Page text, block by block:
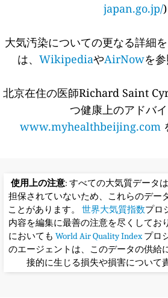
japan.go.jp/)
大気汚染についての更なる詳細
は、 WikipediaやAirNowを参
北京在住の医師Richard Saint
つ健康上のアドバイ
www.myhealthbeijing.com
使用上の注意: すべての大気質データ
担保されていないため、これらのデー
ことがあります。 世界大気質指数プロ
内容を編集に最善の注意を尽くしてお
においても World Air Quality Indexプロ
のエージェントは、このデータの供給
接的に生じる損失や損害について